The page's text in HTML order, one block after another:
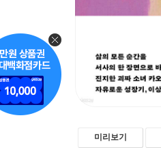
미리보기